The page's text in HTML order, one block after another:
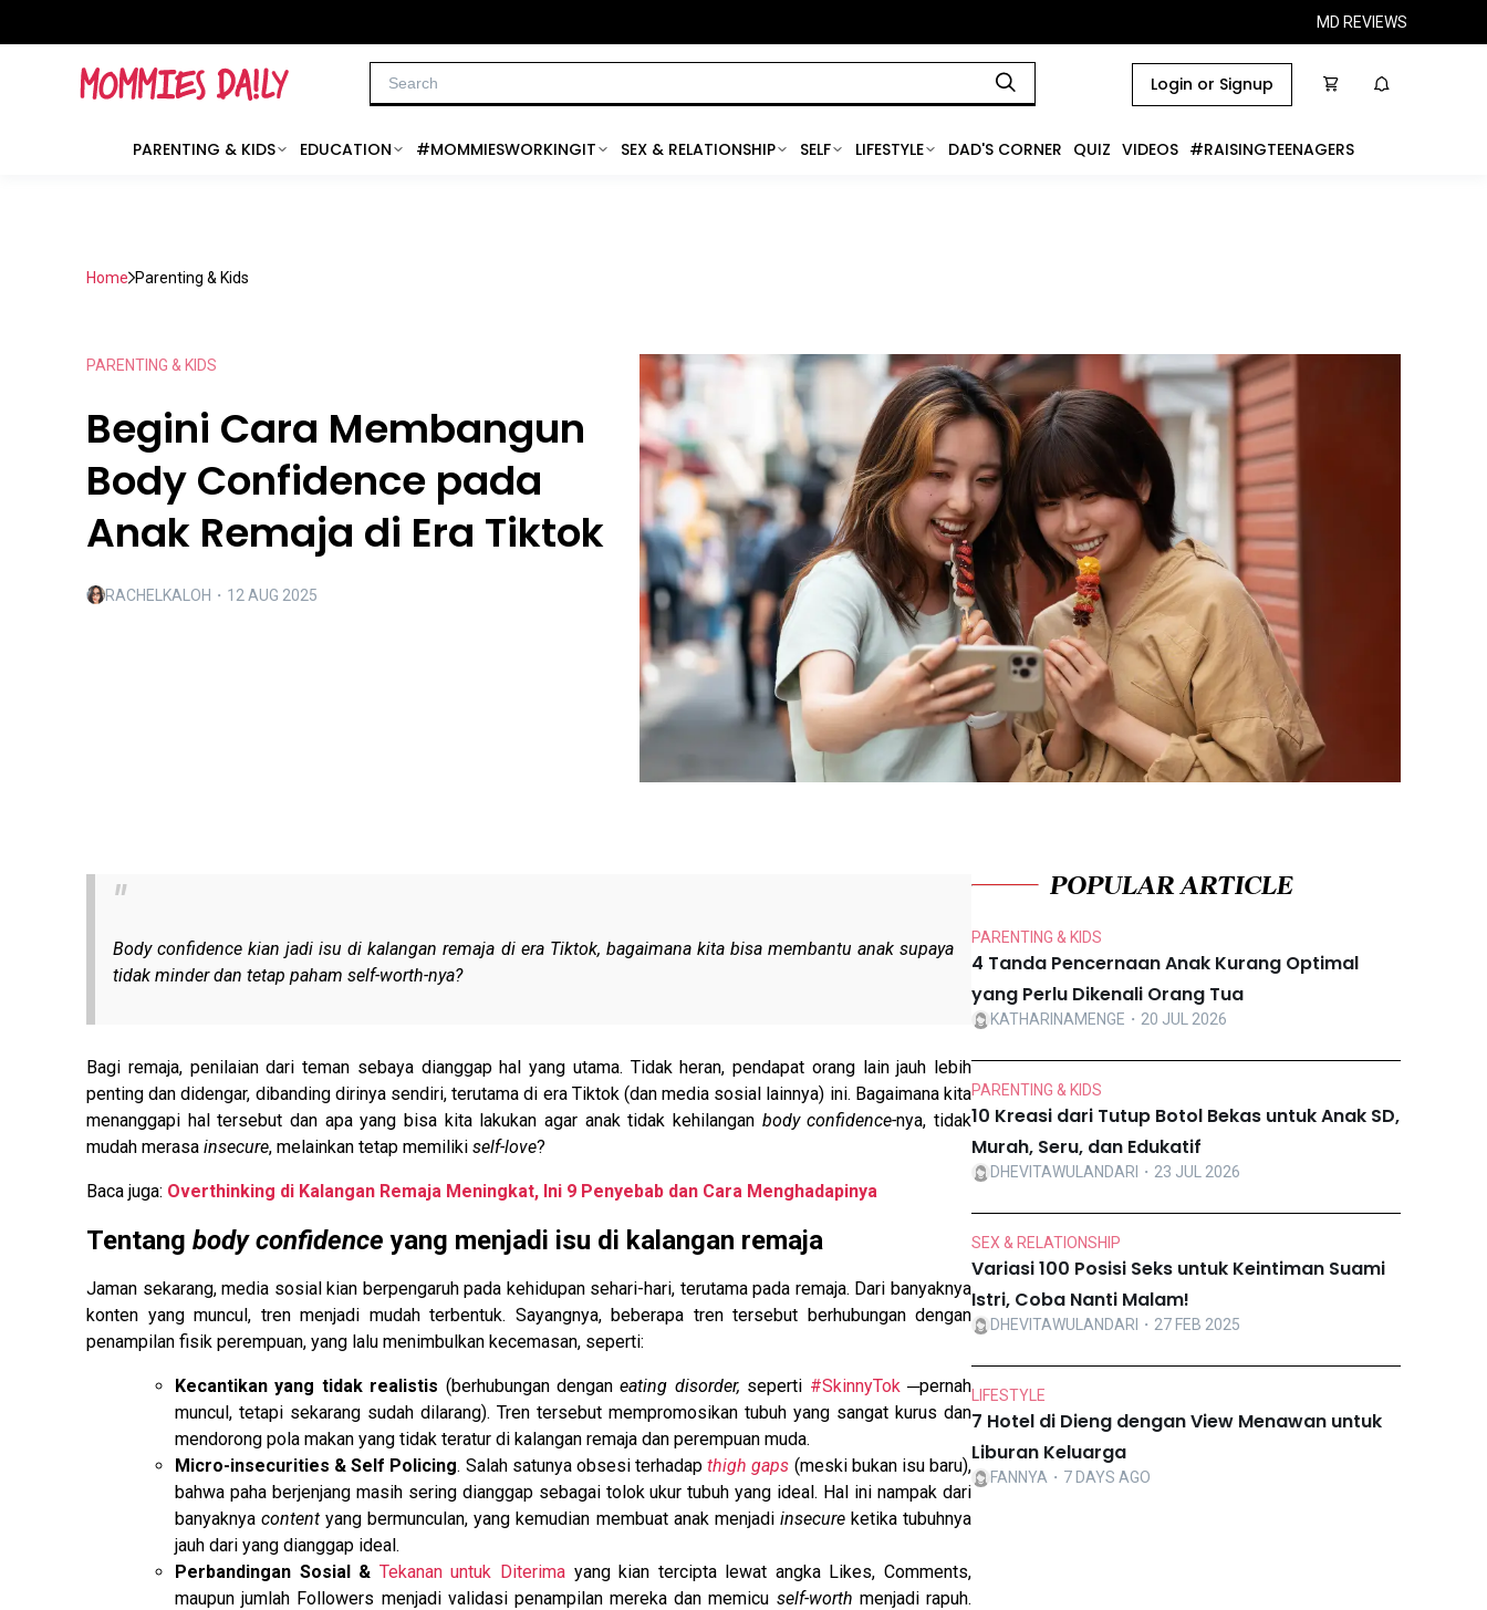
MD REVIEWS
Login or Signup
PARENTING & KIDS EDUCATION #MOMMIESWORKINGIT SEX & RELATIONSHIP SELF LIFESTYLE DAD'S CORNER QUIZ VIDEOS #RAISINGTEENAGERS
Home Parenting & Kids
PARENTING & KIDS
Begini Cara Membangun
Body Confidence pada
Anak Remaja di Era Tiktok
RACHELKALOH ・ 12 AUG 2025
Body confidence kian jadi isu di kalangan remaja di era Tiktok, bagaimana kita bisa membantu anak supaya
tidak minder dan tetap paham self-worth-nya?
Bagi remaja, penilaian dari teman sebaya dianggap hal yang utama. Tidak heran, pendapat orang lain jauh lebih
penting dan didengar, dibanding dirinya sendiri, terutama di era Tiktok (dan media sosial lainnya) ini. Bagaimana kita
menanggapi hal tersebut dan apa yang bisa kita lakukan agar anak tidak kehilangan body confidence-nya, tidak
mudah merasa insecure, melainkan tetap memiliki self-love?
Baca juga: Overthinking di Kalangan Remaja Meningkat, Ini 9 Penyebab dan Cara Menghadapinya
Tentang body confidence yang menjadi isu di kalangan remaja
Jaman sekarang, media sosial kian berpengaruh pada kehidupan sehari-hari, terutama pada remaja. Dari banyaknya
konten yang muncul, tren menjadi mudah terbentuk. Sayangnya, beberapa tren tersebut berhubungan dengan
penampilan fisik perempuan, yang lalu menimbulkan kecemasan, seperti:
Kecantikan yang tidak realistis (berhubungan denganeating disorder, seperti #SkinnyTok ─pernah
muncul, tetapi sekarang sudah dilarang). Tren tersebut mempromosikan tubuh yang sangat kurus dan
mendorong pola makan yang tidak teratur di kalangan remaja dan perempuan muda.
Micro-insecurities & Self Policing. Salah satunya obsesi terhadapthigh gaps (meski bukan isu baru),
bahwa paha berjenjang masih sering dianggap sebagai tolok ukur tubuh yang ideal. Hal ini nampak dari
banyaknyacontentyang bermunculan, yang kemudian membuat anak menjadi insecureketika tubuhnya
jauh dari yang dianggap ideal.
Perbandingan Sosial & Tekanan untuk Diterima yang kian tercipta lewat angka Likes, Comments,
maupun jumlah Followers menjadi validasi penampilan mereka dan memicu self-worth menjadi rapuh.
POPULAR ARTICLE
PARENTING & KIDS
4 Tanda Pencernaan Anak Kurang Optimal
yang Perlu Dikenali Orang Tua
KATHARINAMENGE ・20 JUL 2026
PARENTING & KIDS
10 Kreasi dari Tutup Botol Bekas untuk Anak SD,
Murah, Seru, dan Edukatif
DHEVITAWULANDARI ・23 JUL 2026
SEX & RELATIONSHIP
Variasi 100 Posisi Seks untuk Keintiman Suami
Istri, Coba Nanti Malam!
DHEVITAWULANDARI ・27 FEB 2025
LIFESTYLE
7 Hotel di Dieng dengan View Menawan untuk
Liburan Keluarga
FANNYA ・7 DAYS AGO